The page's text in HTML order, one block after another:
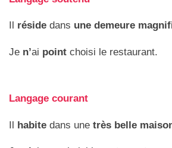
réside dans une demeure
Je n’ai point choisi le restaurant.
Langage courant
Il habite dans une très belle